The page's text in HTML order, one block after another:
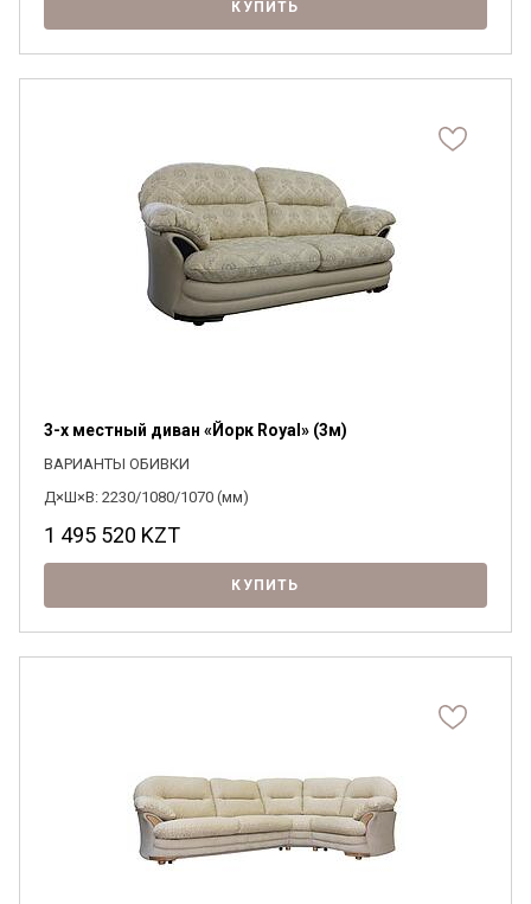
согласен на их обработку.
КУПИТЬ
3-х местный диван «Йорк Royal» (3м)
ВАРИАНТЫ ОБИВКИ
Д×Ш×В: 2230/1080/1070 (мм)
1 495 520 KZT
КУПИТЬ